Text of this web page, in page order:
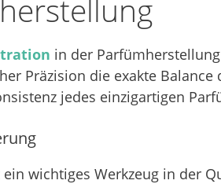
in der
Präzision die exakte
jedes einzigartigen
wichtiges Werkzeug in der